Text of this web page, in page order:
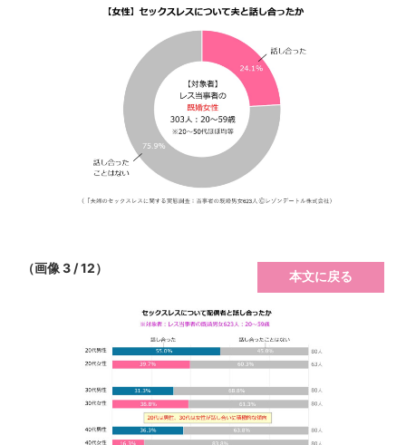
（画像 3 / 12）
本文に戻る